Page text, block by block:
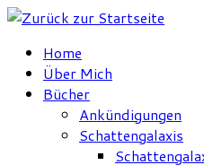
Zum
springenHome
Über Mich
Bücher
Ankündigungen
Schattengalaxis